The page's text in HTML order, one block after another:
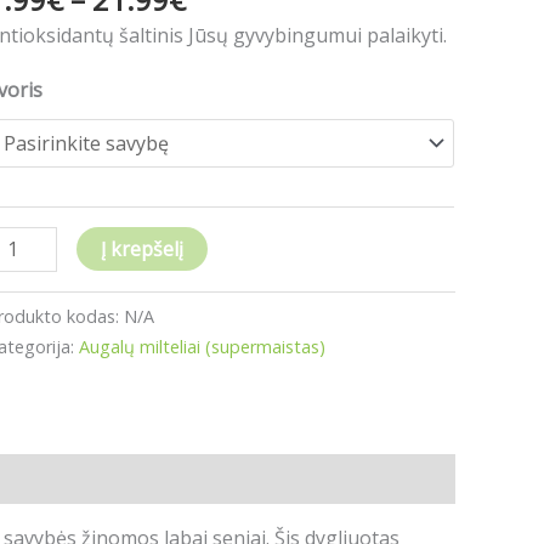
šaltinis Jūsų gyvybingumui palaikyti.
Į krepšelį
kodas: N/A
Augalų milteliai (supermaistas)
žinomos labai seniai. Šis dygliuotas